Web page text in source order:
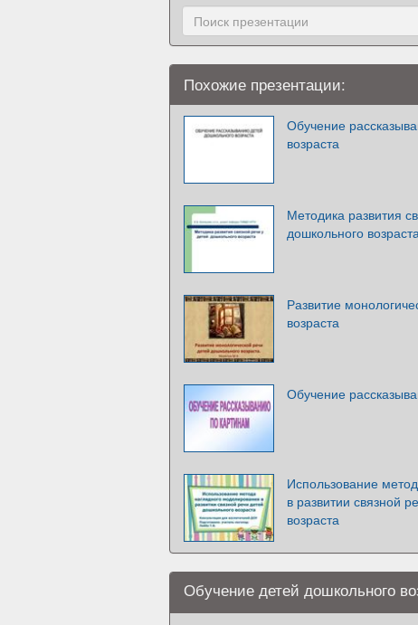
Похожие презентации:
Обучение
возраста
Методика развития
дошкольного возраста
Развитие
возраста
Обучение
Использование
в развитии связной
возраста
Обучение детей дошкольного